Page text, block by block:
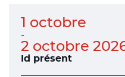
1 octobre
-
2 octobre
Id présent